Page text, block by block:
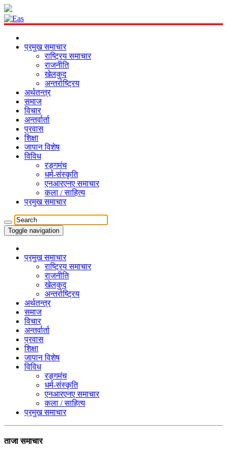
प्रमुख समाचार
राष्ट्रिय समाचार
राजनीति
खेलकुद
अन्तर्राष्ट्रिय
अर्थतन्त्र
समाज
विचार
अन्तर्वार्ता
प्रवास
शिक्षा
जापान विशेष
विविध
रङ्गमंच
धर्म-संस्कृति
एनआरएनए समाचार
कला / साहित्य
प्रमुख समाचार
Toggle navigation
प्रमुख समाचार
राष्ट्रिय समाचार
राजनीति
खेलकुद
अन्तर्राष्ट्रिय
अर्थतन्त्र
समाज
विचार
अन्तर्वार्ता
प्रवास
शिक्षा
जापान विशेष
विविध
रङ्गमंच
धर्म-संस्कृति
एनआरएनए समाचार
कला / साहित्य
प्रमुख समाचार
ताजा समाचार